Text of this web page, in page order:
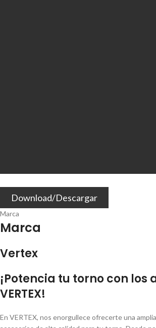
Download/Descargar
Marca
Marca
Vertex
¡Potencia tu torno con los
VERTEX!
En VERTEX, nos enorgullece ofrecerte una